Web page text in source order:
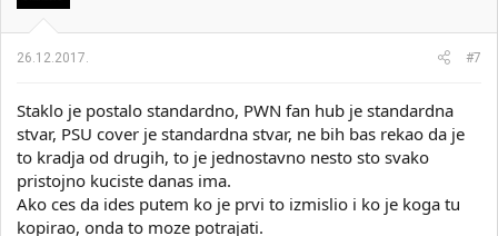
26.12.2017. #7
Staklo je postalo standardno, PWN fan hub je standardna
stvar, PSU cover je standardna stvar, ne bih bas rekao da je
to kradja od drugih, to je jednostavno nesto sto svako
pristojno kuciste danas ima.
Ako ces da ides putem ko je prvi to izmislio i ko je koga tu
kopirao, onda to moze potrajati.